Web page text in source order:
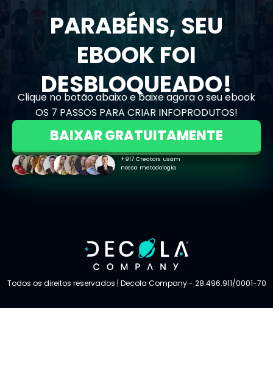
PARABÉNS, SEU
EBOOK FOI
DESBLOQUEADO!
Clique no botão abaixo e baixe agora o seu ebook
OS 7 PASSOS PARA CRIAR INFOPRODUTOS!
BAIXAR GRATUITAMENTE
+917 Creators usam
nossa metodologia
Todos os direitos reservados | Decola Company - 28.496.911/0001-70